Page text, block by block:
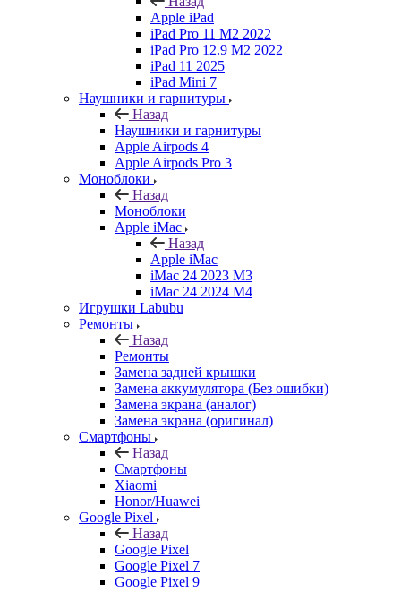
Apple iPad
iPad Pro 11 M2 2022
iPad Pro 12.9 M2 2022
iPad 11 2025
iPad Mini 7
Наушники и гарнитуры
Назад
Наушники и гарнитуры
Apple Airpods 4
Apple Airpods Pro 3
Моноблоки
Назад
Моноблоки
Apple iMac
Назад
Apple iMac
iMac 24 2023 M3
iMac 24 2024 M4
Игрушки Labubu
Ремонты
Назад
Ремонты
Замена задней крышки
Замена аккумулятора (Без ошибки)
Замена экрана (аналог)
Замена экрана (оригинал)
Смартфоны
Назад
Смартфоны
Xiaomi
Honor/Huawei
Google Pixel
Назад
Google Pixel
Google Pixel 7
Google Pixel 9